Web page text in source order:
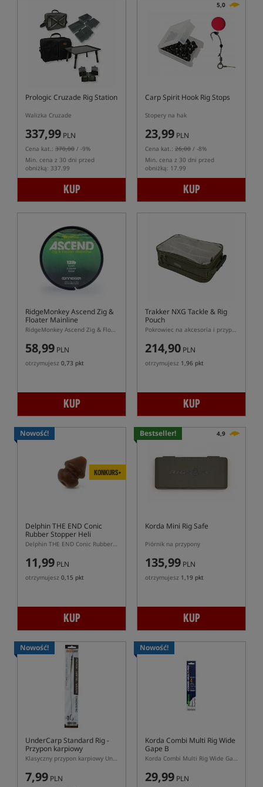
Prologic Cruzade Rig Station
Walizka Cruzade
337,99 PLN
Cena kat.: 370,00 / -9%
Min. cena z 30 dni przed
obniżką: 337.99
KUP
5,0
Carp Spirit Hook Rig Stops
Stopery na hak
23,99 PLN
Cena kat.: 26,00 / -8%
Min. cena z 30 dni przed
obniżką: 17.99
KUP
RidgeMonkey Ascend Zig &
Floater Mainline
RidgeMonkey Ascend Zig & Floater Mainline – żyłka główna do Zig Rig 0,30 mm
58,99 PLN
otrzymujesz 0,73 pkt
KUP
Trakker NXG Tackle & Rig
Pouch
Pokrowiec na akcesoria i przypony karpiowe
214,90 PLN
otrzymujesz 1,96 pkt
KUP
Nowość!
KONKURS+
Delphin THE END Conic
Rubber Stopper Heli
Delphin THE END Conic Rubber Stopper Heli – koralik do zestawu Helicopter Rig
11,99 PLN
otrzymujesz 0,15 pkt
KUP
Bestseller! 4,9
Korda Mini Rig Safe
Piórnik na przypony
135,99 PLN
otrzymujesz 1,19 pkt
KUP
Nowość!
UnderCarp Standard Rig-
Przypon karpiowy
(bezzadziorowy)
Klasyczny przypon karpiowy UnderCarp Wide Gape bezzadziorowy
7,99 PLN
Nowość!
Korda Combi Multi Rig Wide
Gape B
Korda Combi Multi Rig Wide Gape Barbless – gotowy przypon karpiowy bez zadziora
29,99 PLN